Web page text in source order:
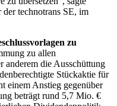
technotrans SE, im
zu
zu allen
anderem die Ausschüttung
Stückaktie für
einem Anstieg gegenüber
beträgt rund 5,7 Mio. €